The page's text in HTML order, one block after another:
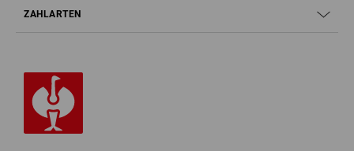
ZAHLARTEN